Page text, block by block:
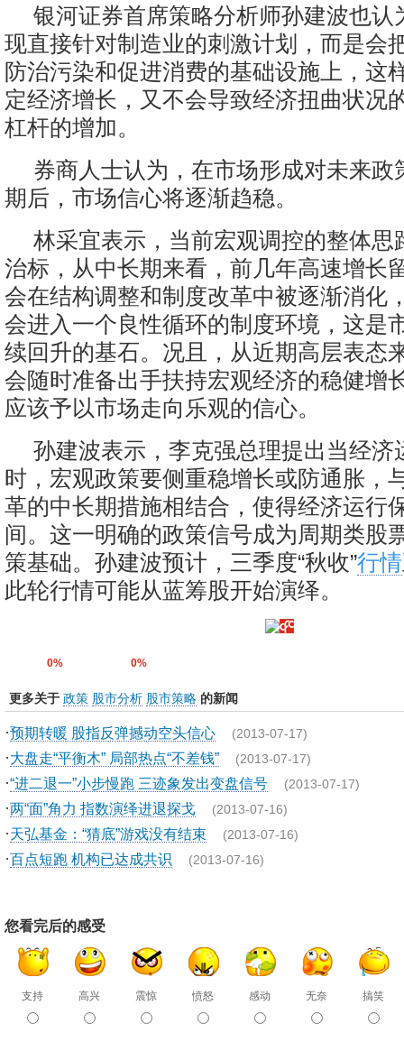
银河证券首席策略分析师孙建波也认
现直接针对制造业的刺激计划，而是会
防治污染和促进消费的基础设施上，这
定经济增长，又不会导致经济扭曲状况
杠杆的增加。
券商人士认为，在市场形成对未来政
期后，市场信心将逐渐趋稳。
林采宜表示，当前宏观调控的整体思
治标，从中长期来看，前几年高速增长
会在结构调整和制度改革中被逐渐消化
会进入一个良性循环的制度环境，这是
续回升的基石。况且，从近期高层表态
会随时准备出手扶持宏观经济的稳健增
应该予以市场走向乐观的信心。
孙建波表示，李克强总理提出当经济
时，宏观政策要侧重稳增长或防通胀，
革的中长期措施相结合，使得经济运行
间。这一明确的政策信号成为周期类股
策基础。孙建波预计，三季度“秋收”行情
此轮行情可能从蓝筹股开始演绎。
0% 0%
更多关于 政策 股市分析 股市策略 的新闻
·预期转暖 股指反弹撼动空头信心 (2013-07-17)
·大盘走“平衡木” 局部热点“不差钱” (2013-07-17)
·“进二退一”小步慢跑 三迹象发出变盘信号 (2013-07-17)
·两“面”角力 指数演绎进退探戈 (2013-07-16)
·天弘基金：“猜底”游戏没有结束 (2013-07-16)
·百点短跑 机构已达成共识 (2013-07-16)
您看完后的感受
支持 高兴 震惊 愤怒 感动 无奈 搞笑